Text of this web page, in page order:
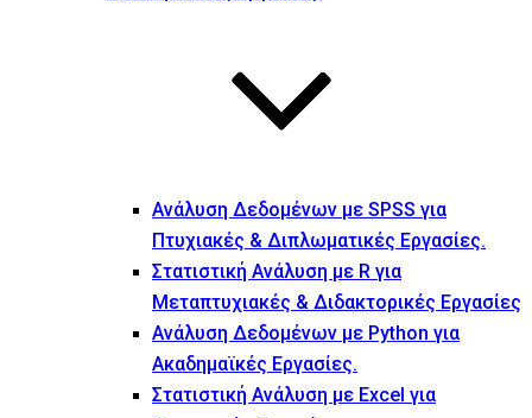
Ανάλυση Δεδομένων με SPSS για
Πτυχιακές & Διπλωματικές Εργασίες.
Στατιστική Ανάλυση με R για
Μεταπτυχιακές & Διδακτορικές Εργασίες
Ανάλυση Δεδομένων με Python για
Ακαδημαϊκές Εργασίες.
Στατιστική Ανάλυση με Excel για